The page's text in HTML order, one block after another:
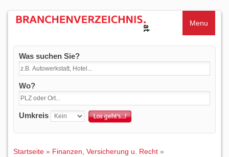
Menu
Was suchen Sie?
Wo?
Umkreis
Startseite » Finanzen, Versicherung u. Recht »